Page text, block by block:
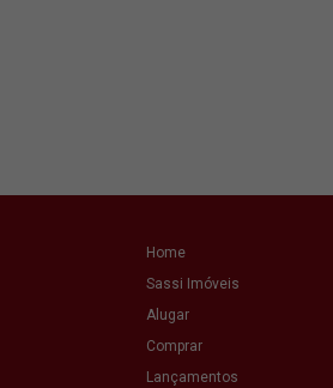
Home
Sassi Imóveis
Alugar
Comprar
Lançamentos